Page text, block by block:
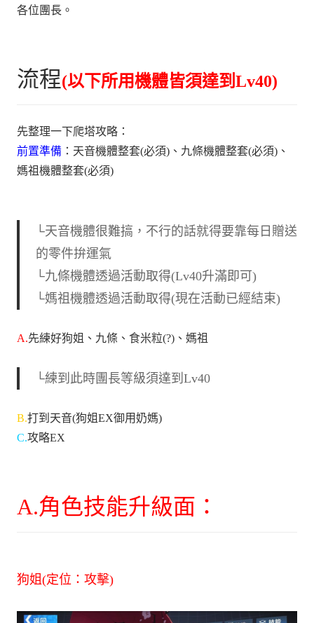
各位團長。
流程(以下所用機體皆須達到Lv40)
先整理一下爬塔攻略：
前置準備 ：天音機體整套(必須)、九條機體整套(必須)、
媽祖機體整套(必須)
└天音機體很難搞，不行的話就得要靠每日贈送
的零件拚運氣
└九條機體透過活動取得(Lv40升滿即可)
└媽祖機體透過活動取得(現在活動已經結束)
A.先練好狗姐、九條、食米粒(?)、媽祖
└練到此時團長等級須達到Lv40
B.打到天音(狗姐EX御用奶媽)
C.攻略EX
A.角色技能升級面：
狗姐(定位：攻擊)